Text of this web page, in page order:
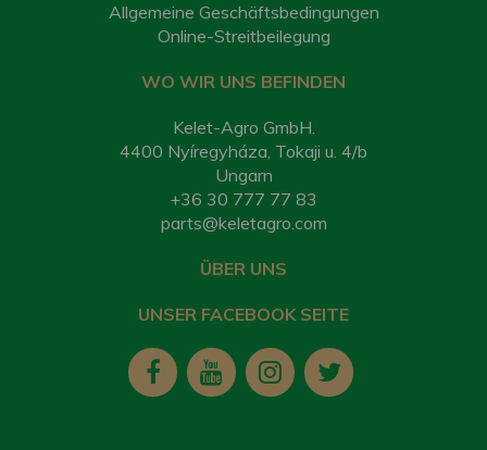
Allgemeine Geschäftsbedingungen
Online-Streitbeilegung
WO WIR UNS BEFINDEN
Kelet-Agro GmbH.
4400 Nyíregyháza, Tokaji u. 4/b
Ungarn
+36 30 777 77 83
parts@keletagro.com
ÜBER UNS
UNSER FACEBOOK SEITE